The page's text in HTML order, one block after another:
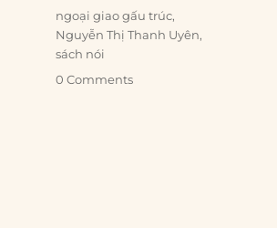
Tags
ngoại giao gấu trúc,
Nguyễn Thị Thanh Uyên,
sách nói
0 Comments